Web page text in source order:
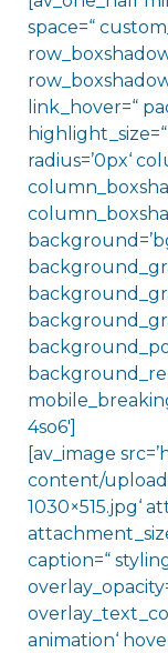
space=“
link_hover=“
radius=’0px‘
4so6′]
[av_image
content/
1030×515.jpg‘
caption=“
animation‘